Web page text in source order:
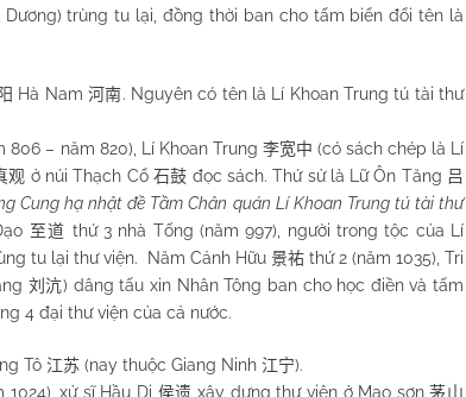
Dương) trùng tu lại, đồng thời ban cho tấm biển đổi tên là
Hà Nam 河南. Nguyên có tên là Lí Khoan Trung tú tài thư
806 – năm 820), Lí Khoan Trung 李宽中 (có sách chép là Lí
观 ở núi Thạch Cổ 石鼓 đọc sách. Thứ sử là Lữ Ôn Tăng 吕
Cung hạ nhật đề Tầm Chân quán Lí Khoan Trung tú tài thư
至道 thứ 3 nhà Tống (năm 997), người trong tộc của Lí
tu lại thư viện. Năm Cảnh Hữu 景祐 thứ 2 (năm 1035), Tri
刘沆) dâng tấu xin Nhân Tông ban cho học điền và tấm
4 đại thư viện của cả nước.
Tô 江苏 (nay thuộc Giang Ninh 江宁).
xử sĩ Hầu Di 侯遗 xây dựng thư viện ở Mao sơn茅山